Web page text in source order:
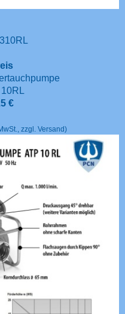
10RL
€
zzgl. Versand)